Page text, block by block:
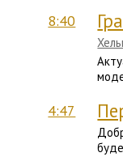
8:40
4:47